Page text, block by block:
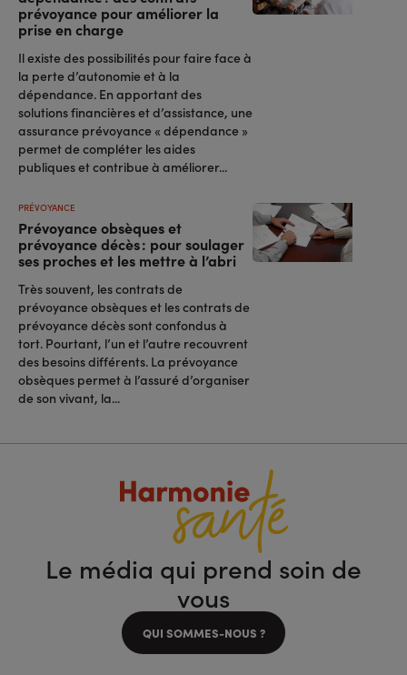
prévoyance pour améliorer la
prise en charge
Il existe des possibilités pour faire face à
la perte d’autonomie et à la
dépendance. En apportant des
solutions financières et d’assistance, une
assurance prévoyance « dépendance »
permet de compléter les aides
publiques et contribue à améliorer...
Prévoyance obsèques et
prévoyance décès : pour soulager
ses proches et les mettre à l’abri
PRÉVOYANCE
Très souvent, les contrats de
prévoyance obsèques et les contrats de
prévoyance décès sont confondus à
tort. Pourtant, l’un et l’autre recouvrent
des besoins différents. La prévoyance
obsèques permet à l’assuré d’organiser
de son vivant, la...
Le média qui prend soin de
vous
QUI SOMMES-NOUS ?